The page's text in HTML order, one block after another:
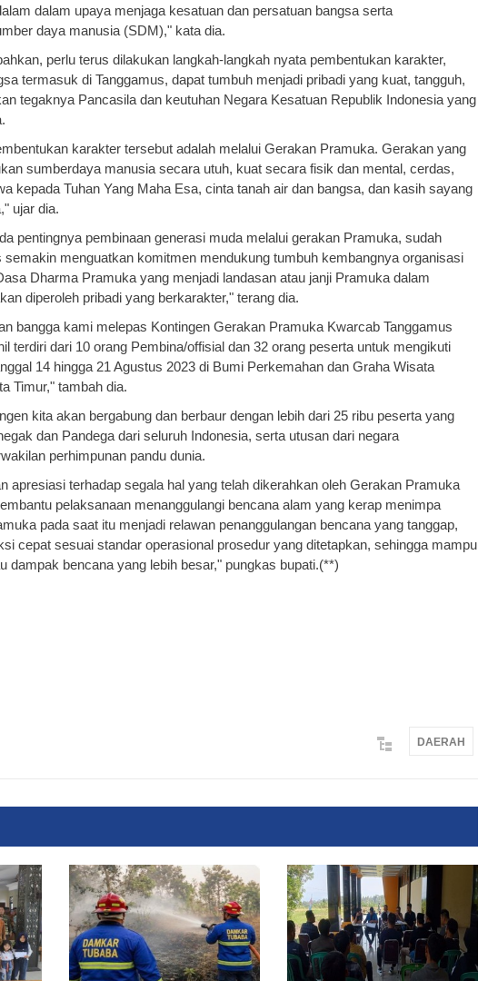
dalam upaya menjaga kesatuan dan persatuan bangsa serta
daya manusia (SDM)," kata dia.
perlu terus dilakukan langkah-langkah nyata pembentukan karakter,
termasuk di Tanggamus, dapat tumbuh menjadi pribadi yang kuat, tangguh,
tegaknya Pancasila dan keutuhan Negara Kesatuan Republik Indonesia yang
karakter tersebut adalah melalui Gerakan Pramuka. Gerakan yang
sumberdaya manusia secara utuh, kuat secara fisik dan mental, cerdas,
kepada Tuhan Yang Maha Esa, cinta tanah air dan bangsa, dan kasih sayang
ujar dia.
pentingnya pembinaan generasi muda melalui gerakan Pramuka, sudah
semakin menguatkan komitmen mendukung tumbuh kembangnya organisasi
Dharma Pramuka yang menjadi landasan atau janji Pramuka dalam
diperoleh pribadi yang berkarakter," terang dia.
bangga kami melepas Kontingen Gerakan Pramuka Kwarcab Tanggamus
terdiri dari 10 orang Pembina/offisial dan 32 orang peserta untuk mengikuti
14 hingga 21 Agustus 2023 di Bumi Perkemahan dan Graha Wisata
Timur," tambah dia.
kita akan bergabung dan berbaur dengan lebih dari 25 ribu peserta yang
dan Pandega dari seluruh Indonesia, serta utusan dari negara
perhimpunan pandu dunia.
apresiasi terhadap segala hal yang telah dikerahkan oleh Gerakan Pramuka
pelaksanaan menanggulangi bencana alam yang kerap menimpa
pada saat itu menjadi relawan penanggulangan bencana yang tanggap,
cepat sesuai standar operasional prosedur yang ditetapkan, sehingga mampu
dampak bencana yang lebih besar," pungkas bupati.(**)
DAERAH